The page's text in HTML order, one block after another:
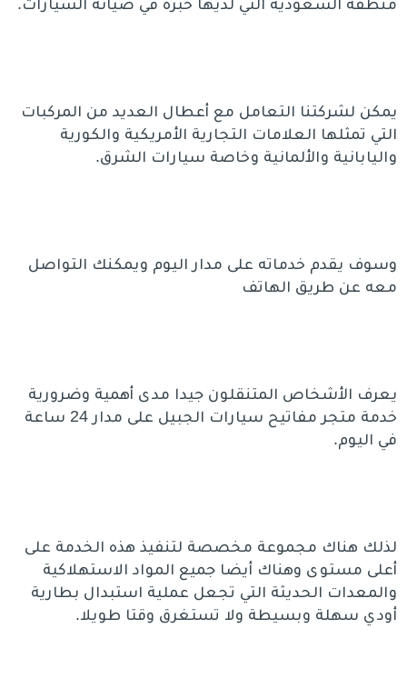
منطقة السعودية التي لديها خبرة في صيانة السيارات.
يمكن لشركتنا التعامل مع أعطال العديد من المركبات
التي تمثلها العلامات التجارية الأمريكية والكورية
واليابانية والألمانية وخاصة سيارات الشرق.
وسوف يقدم خدماته على مدار اليوم ويمكنك التواصل
معه عن طريق الهاتف
يعرف الأشخاص المتنقلون جيدا مدى أهمية وضرورية
خدمة متجر مفاتيح سيارات الجبيل على مدار 24 ساعة
في اليوم.
لذلك هناك مجموعة مخصصة لتنفيذ هذه الخدمة على
أعلى مستوى وهناك أيضا جميع المواد الاستهلاكية
والمعدات الحديثة التي تجعل عملية استبدال بطارية
أودي سهلة وبسيطة ولا تستغرق وقتا طويلا.